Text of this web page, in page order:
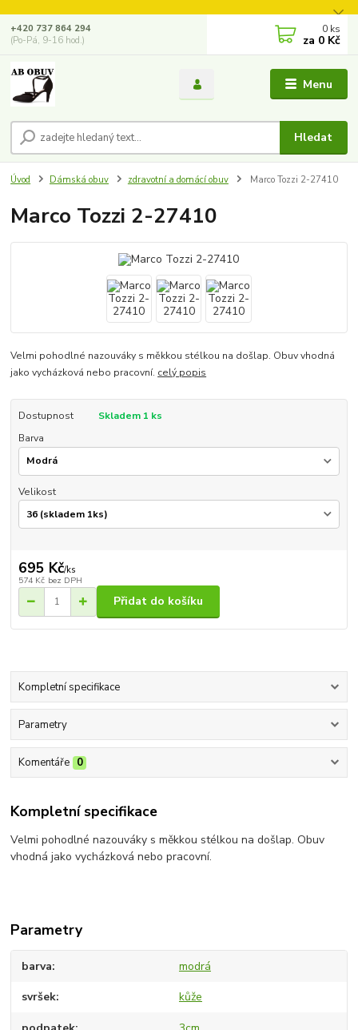
Menu
Hledat
+420 737 864 294
(Po-Pá, 9-16 hod.)
0 ks
za 0 Kč
Úvod Dámská obuv zdravotní a domácí obuv Marco Tozzi 2-27410
Marco Tozzi 2-27410
Velmi pohodlné nazouváky s měkkou stélkou na došlap. Obuv vhodná
jako vycházková nebo pracovní. celý popis
Dostupnost
Skladem 1 ks
Barva
Velikost
695 Kč/ks
574 Kč bez DPH
Přidat do košíku
Kompletní specifikace
Parametry
Komentáře 0
Kompletní specifikace
Velmi pohodlné nazouváky s měkkou stélkou na došlap. Obuv
vhodná jako vycházková nebo pracovní.
Parametry
barva modrá
svršek kůže